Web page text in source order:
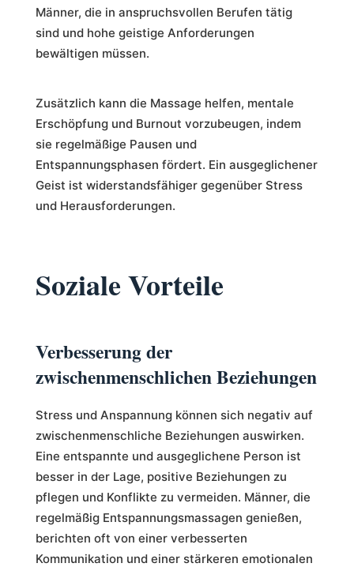
Männer, die in anspruchsvollen Berufen tätig
sind und hohe geistige Anforderungen
bewältigen müssen.
Zusätzlich kann die Massage helfen, mentale
Erschöpfung und Burnout vorzubeugen, indem
sie regelmäßige Pausen und
Entspannungsphasen fördert. Ein ausgeglichener
Geist ist widerstandsfähiger gegenüber Stress
und Herausforderungen.
Soziale Vorteile
Verbesserung der
zwischenmenschlichen Beziehungen
Stress und Anspannung können sich negativ auf
zwischenmenschliche Beziehungen auswirken.
Eine entspannte und ausgeglichene Person ist
besser in der Lage, positive Beziehungen zu
pflegen und Konflikte zu vermeiden. Männer, die
regelmäßig Entspannungsmassagen genießen,
berichten oft von einer verbesserten
Kommunikation und einer stärkeren emotionalen